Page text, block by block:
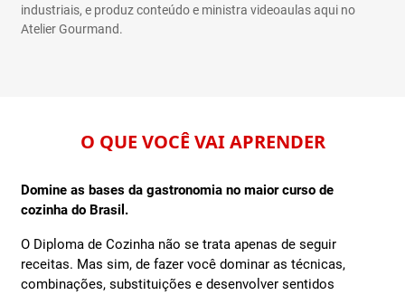
industriais, e produz conteúdo e ministra videoaulas aqui no
Atelier Gourmand.
O QUE VOCÊ VAI APRENDER
Domine as bases da gastronomia no maior curso de
cozinha do Brasil.
O Diploma de Cozinha não se trata apenas de seguir
receitas. Mas sim, de fazer você dominar as técnicas,
combinações, substituições e desenvolver sentidos